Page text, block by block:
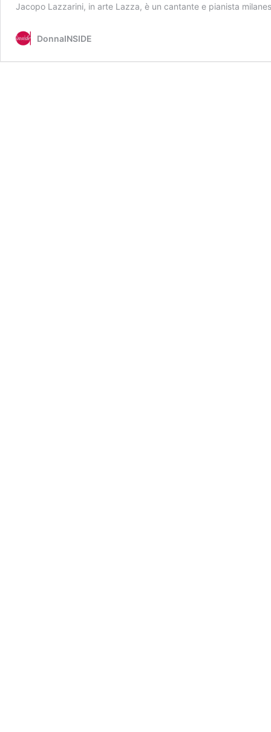
Jacopo Lazzarini, in arte Lazza, è un cantante e pianista
DonnaINSIDE